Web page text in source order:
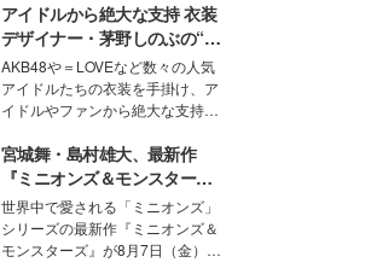
ションの完成度を高めるベースと
して、“髪そのものの美しさ”に改
めて注目する人が増えている様
子。今回は、そんな憧れの艶やか
な髪を日常で叶える、美容好きの
女性たちのヘアケア事情を紹介し
ます。
アイドルから絶大な支持 衣装
デザイナー・茅野しのぶの“可
愛い”を作る美学＜「シチズン
クロスシー」インタビュー＞
AKB48や＝LOVEなど数々の人気
アイドルたちの衣装を手掛け、ア
イドルやファンから絶大な支持を
取締役兼クリエイティブディレク
ター・茅野しのぶ。一人ひとりの
個性に寄り添い、魅力を引き出す
衣装作りは、多くの女性たちに勇
気と自信を与え続けている。
宮城舞・島村雄大、最新作
『ミニオンズ＆モンスター
ズ』の魅力熱弁 ハチャメチャ
だけじゃない“友情と絆”に感
動
世界中で愛される「ミニオンズ」
シリーズの最新作『ミニオンズ＆
モンスターズ』が8月7日（金）に